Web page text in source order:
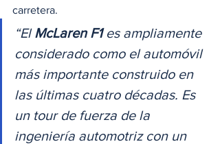
carretera.
“El McLaren F1 es ampliamente
considerado como el automóvil
más importante construido en
las últimas cuatro décadas. Es
un tour de fuerza de la
ingeniería automotriz con un